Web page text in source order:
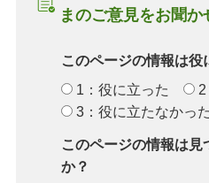
まのご意見をお聞か
このページの情報は役
1：役に立った
2
3：役に立たなかった
このページの情報は見
か？